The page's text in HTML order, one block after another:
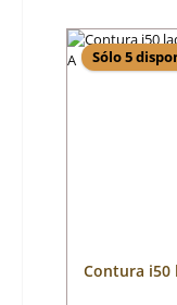
Sólo 5
Contura i50